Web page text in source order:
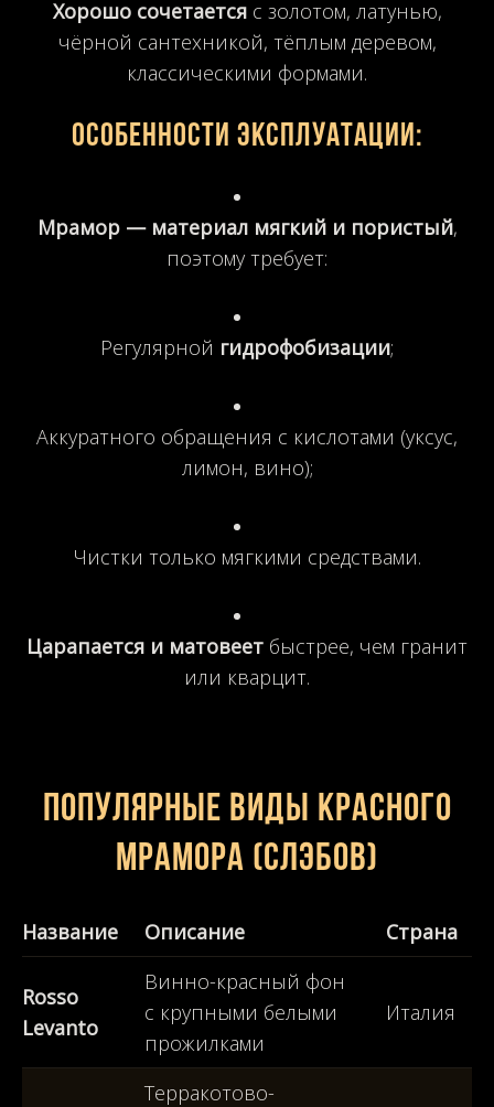
Хорошо сочетаетсяс золотом, латунью,
чёрной сантехникой, тёплым деревом,
классическими формами.
Особенности эксплуатации:
Мрамор — материал мягкий и пористый,
поэтому требует:
Регулярной гидрофобизации;
Аккуратного обращения с кислотами (уксус,
лимон, вино);
Чистки только мягкими средствами.
Царапается и матовеет быстрее, чем гранит
или кварцит.
Популярные виды красного
мрамора (слэбов)
Название Описание Страна
Rosso
Levanto
Винно-красный фон
с крупными белыми
прожилками
Италия
Терракотово-